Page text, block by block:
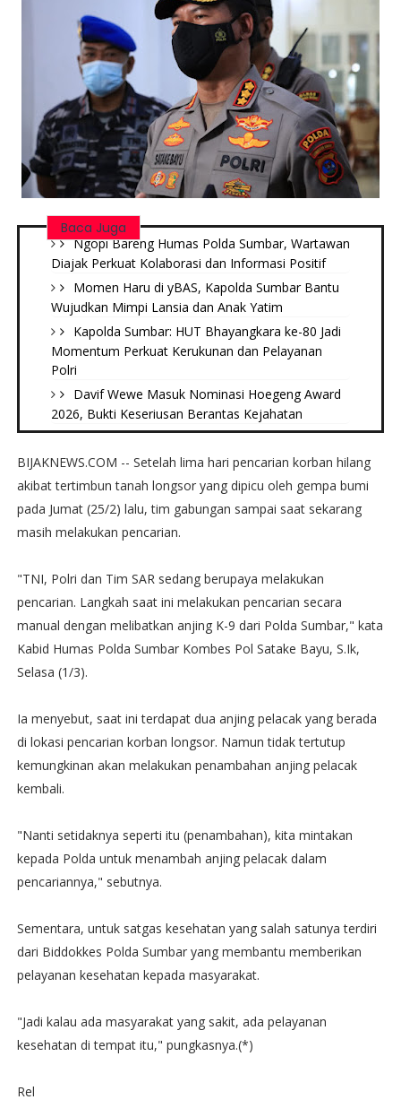
Baca Juga
Ngopi Bareng Humas Polda Sumbar, Wartawan
Diajak Perkuat Kolaborasi dan Informasi Positif
Momen Haru di yBAS, Kapolda Sumbar Bantu
Wujudkan Mimpi Lansia dan Anak Yatim
Kapolda Sumbar: HUT Bhayangkara ke-80 Jadi
Momentum Perkuat Kerukunan dan Pelayanan
Polri
Davif Wewe Masuk Nominasi Hoegeng Award
2026, Bukti Keseriusan Berantas Kejahatan
BIJAKNEWS.COM -- Setelah lima hari pencarian korban hilang
akibat tertimbun tanah longsor yang dipicu oleh gempa bumi
pada Jumat (25/2) lalu, tim gabungan sampai saat sekarang
masih melakukan pencarian.
"TNI, Polri dan Tim SAR sedang berupaya melakukan
pencarian. Langkah saat ini melakukan pencarian secara
manual dengan melibatkan anjing K-9 dari Polda Sumbar," kata
Kabid Humas Polda Sumbar Kombes Pol Satake Bayu, S.Ik,
Selasa (1/3).
Ia menyebut, saat ini terdapat dua anjing pelacak yang berada
di lokasi pencarian korban longsor. Namun tidak tertutup
kemungkinan akan melakukan penambahan anjing pelacak
kembali.
"Nanti setidaknya seperti itu (penambahan), kita mintakan
kepada Polda untuk menambah anjing pelacak dalam
pencariannya," sebutnya.
Sementara, untuk satgas kesehatan yang salah satunya terdiri
dari Biddokkes Polda Sumbar yang membantu memberikan
pelayanan kesehatan kepada masyarakat.
"Jadi kalau ada masyarakat yang sakit, ada pelayanan
kesehatan di tempat itu," pungkasnya.(*)
Rel